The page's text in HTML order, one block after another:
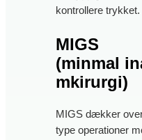
kontrollere trykket.
MIGS
(minmal
mkirurgi)
MIGS dækker
type operationer